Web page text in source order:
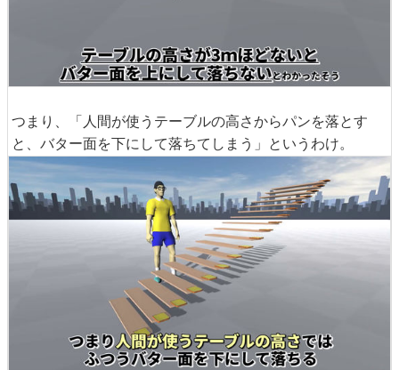
つまり、「人間が使うテーブルの高さからパンを落とす
と、バター面を下にして落ちてしまう」というわけ。